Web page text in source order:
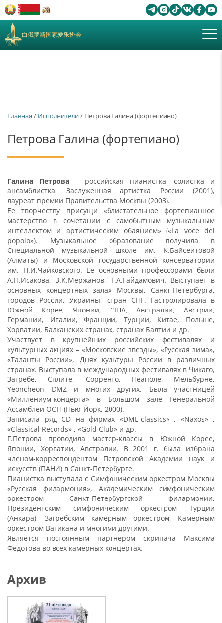
白俄罗斯国家爱乐协会
Главная / Исполнители/ Петрова Галина (фортепиано)
Петрова Галина (фортепиано)
Галина Петрова – российская пианистка, солистка и
ансамблистка. Заслуженная артистка России (2001),
лауреат премии Правительства Москвы (2003).
Ее творчеству присущи «блистательное фортепианное
мастерство в сочетании с самобытным музыкальным
интеллектом и артистическим обаянием» («La voce del
popolo»). Музыкальное образование получила в
Специальной музыкальной школе им. К.Байсеитовой
(Алматы) и Московской государственной консерватории
им. П.И.Чайковского. Ее основными профессорами были
А.П.Исакова, В.К.Мержанов, Т.А.Гайдамович. Выступает в
основных концертных залах Москвы, Санкт-Петербурга,
городов России, Украины, стран СНГ. Гастролировала в
Южной Корее, Японии, США, Австралии, Австрии,
Германии, Италии, Франции, Турции, Китае, Польше,
Хорватии, Балканских странах, странах Балтии и др.
Участвует в крупнейших российских фестивалях и
культурных акциях – «Московские звезды», «Русская зима»,
«Таланты России», Днях культуры России в различных
странах. Выступала в международных фестивалях в Чикаго,
Загребе, Сплите, Сорренто, Неаполе, Мельбурне,
Yeoncheon DMZ и многих других. Была участницей
«Миллениум-концерта» в Большом зале Генеральной
Ассамблеи ООН (Нью-Йорк, 2000).
Записала ряд CD на фирмах «DML-classics» , «Naxos» ,
«Classical Records» , «Gold Club» и др.
Г.Петрова проводила мастер-классы в Южной Корее,
Японии, Хорватии, Австралии. В 2001 г. была избрана
членом-корреспондентом Петровской Академии наук и
искусств (ПАНИ) в Санкт-Петербурге.
Пианистка выступала с Симфоническим оркестром Москвы
«Русская филармония», Академическим симфоническим
оркестром Санкт-Петербургской филармонии,
Президентским симфоническим оркестром Турции
(Анкара), Загребским камерным оркестром, Камерным
оркестром Ватикана и многими другими.
Является постоянным партнером скрипача Максима
Федотова во всех камерных концертах.
Архив